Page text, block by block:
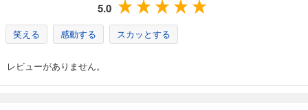
5.0
笑える 感動する スカッとする
レビューがありません。